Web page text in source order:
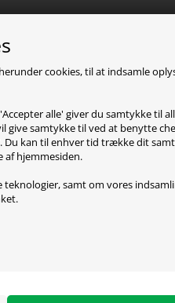
cookies, til at indsamle
alle' giver du samtykke til
give samtykke til ved at benytte
kan til enhver tid trække dit
af hjemmesiden.
samt om vores
mus, som er ergonomisk
du kan lave de vildeste
dig, når du sidder i
driver for at bruge den.